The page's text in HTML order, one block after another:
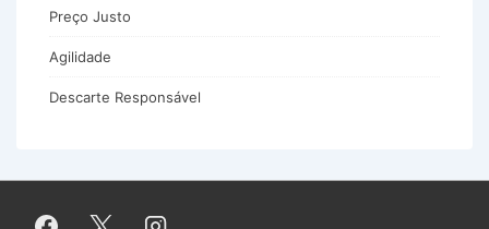
Preço Justo
Agilidade
Descarte Responsável